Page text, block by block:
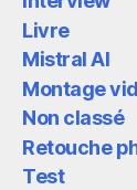
Livre
Mistral AI
Montage
Non classé
Retouche
Test